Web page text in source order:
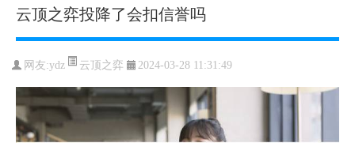
云顶之弈投降了会扣信誉吗
网友:ydz 云顶之弈 2024-03-28 11:31:49